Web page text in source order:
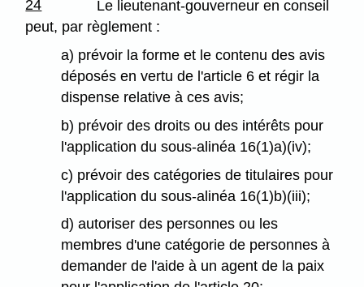
24
Le lieutenant-gouverneur en conseil
peut, par règlement :
a) prévoir la forme et le contenu des avis
déposés en vertu de l'article 6 et régir la
dispense relative à ces avis;
b) prévoir des droits ou des intérêts pour
l'application du sous-alinéa 16(1)a)(iv);
c) prévoir des catégories de titulaires pour
l'application du sous-alinéa 16(1)b)(iii);
d) autoriser des personnes ou les
membres d'une catégorie de personnes à
demander de l'aide à un agent de la paix